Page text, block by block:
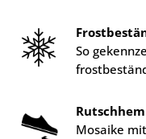
So
Mosaike